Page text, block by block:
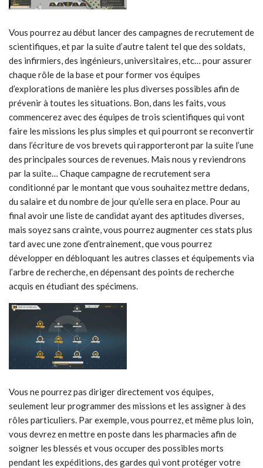
Vous pourrez au début lancer des campagnes de recrutement de
scientifiques, et par la suite d’autre talent tel que des soldats,
des infirmiers, des ingénieurs, universitaires, etc… pour assurer
chaque rôle de la base et pour former vos équipes
d’explorations de manière les plus diverses possibles afin de
prévenir à toutes les situations. Bon, dans les faits, vous
commencerez avec des équipes de trois scientifiques qui vont
faire les missions les plus simples et qui pourront se reconvertir
dans l’écriture de vos brevets qui rapporteront par la suite l’une
des principales sources de revenues. Mais nous y reviendrons
par la suite… Chaque campagne de recrutement sera
conditionné par le montant que vous souhaitez mettre dedans,
du salaire et du nombre de jour qu’elle sera en place. Pour au
final avoir une liste de candidat ayant des aptitudes diverses,
mais soyez sans crainte, vous pourrez augmenter ces stats plus
tard avec une zone d’entrainement, que vous pourrez
développer en débloquant les autres classes et équipements via
l’arbre de recherche, en dépensant des points de recherche
acquis en étudiant des spécimens.
Vous ne pourrez pas diriger directement vos équipes,
seulement leur programmer des missions et les assigner à des
rôles particuliers. Par exemple, vous pourrez, et même plus loin,
vous devrez en mettre en poste dans les pharmacies afin de
soigner les blessés et vous occuper des possibles morts
pendant les expéditions, des gardes qui vont protéger votre